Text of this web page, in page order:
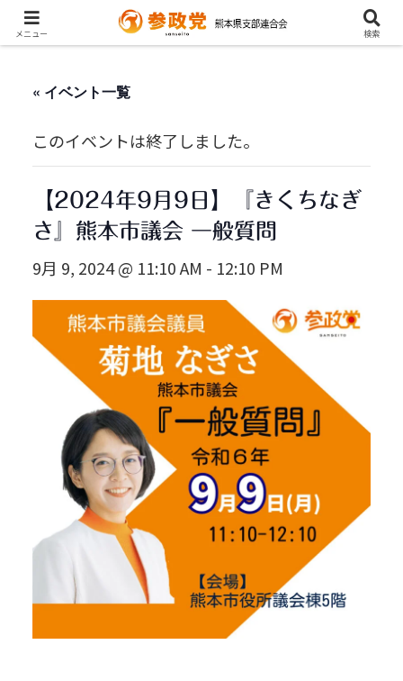
« イベント一覧
このイベントは終了しました。
【2024年9月9日】『きくちなぎ
さ』熊本市議会 一般質問
9月 9, 2024 @ 11:10 AM - 12:10 PM
メニュー 検索